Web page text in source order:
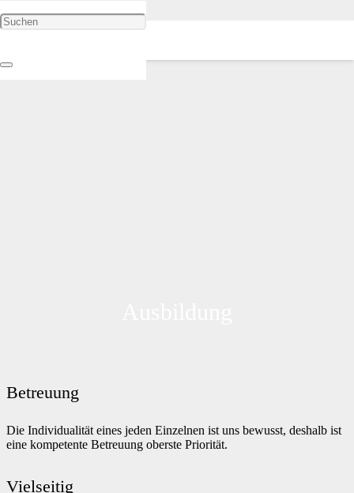
Betreuung
Die Individualität eines jeden Einzelnen ist uns bewusst, deshalb ist
eine kompetente Betreuung oberste Priorität.
Vielseitig